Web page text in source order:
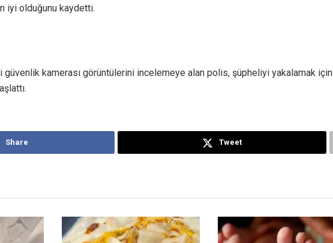
iyi olduğunu kaydetti.
güvenlik kamerası görüntülerini incelemeye alan polis, şüpheliyi yakalamak için
Share Tweet